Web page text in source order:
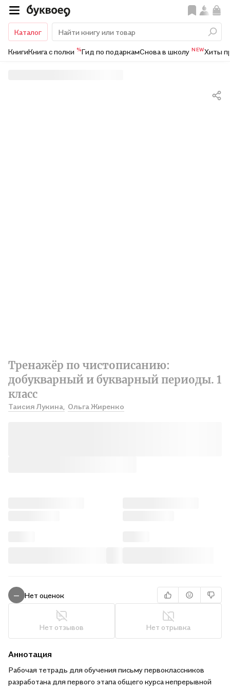
Каталог
КнигиКнига с полки %Гид по подаркамСнова в школу NEWХиты
Тренажёр по чистописанию:
добукварный и букварный периоды. 1
класс
Таисия Лукина, Ольга Жиренко
— Нет оценок
Нет отзывов Нет отрывка
Аннотация
Рабочая тетрадь для обучения письму первоклассников
разработана для первого этапа общего курса непрерывной